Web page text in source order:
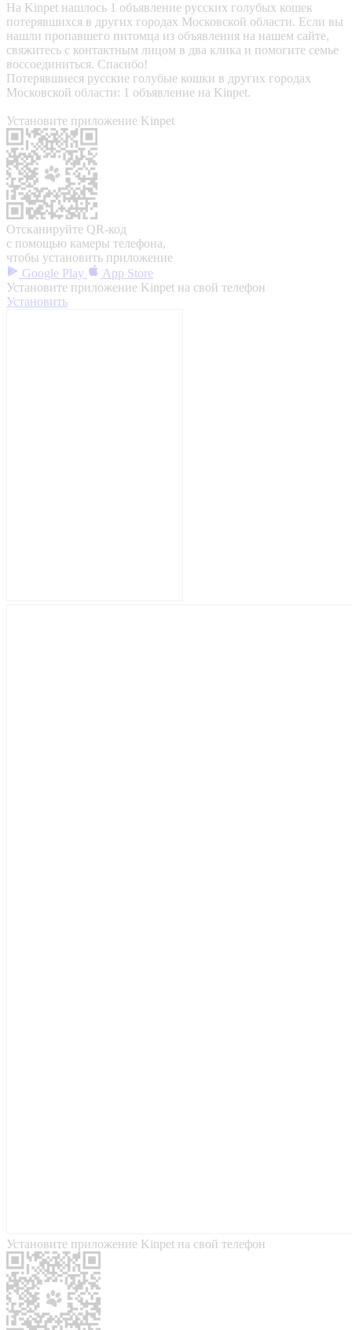
На Kinpet нашлось 1 объявление русских голубых кошек
потерявшихся в других городах Московской области. Если вы
нашли пропавшего питомца из объявления на нашем сайте,
свяжитесь с контактным лицом в два клика и помогите семье
воссоединиться. Спасибо!
Потерявшиеся русские голубые кошки в других городах
Московской области: 1 объявление на Kinpet.
Установите приложение Kinpet
Отсканируйте QR-код
с помощью камеры телефона,
чтобы установить приложение
Google Play
App Store
Установите приложение Kinpet на свой телефон
Установить
Установите приложение Kinpet на свой телефон